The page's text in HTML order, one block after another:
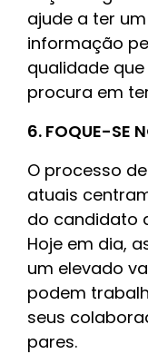
ajude a ter
informação
qualidade
procura em
6. FOQUE-SE
O processo
atuais
do candidato
Hoje em dia,
um elevado
podem
seus
pares.